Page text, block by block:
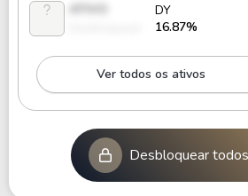
DY
16.87%
Ver todos os ativos
Desbloquear